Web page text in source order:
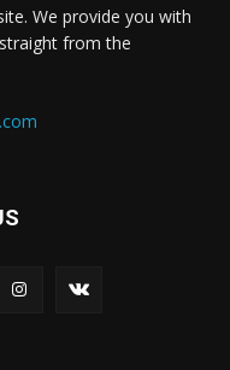
We provide you with
from the